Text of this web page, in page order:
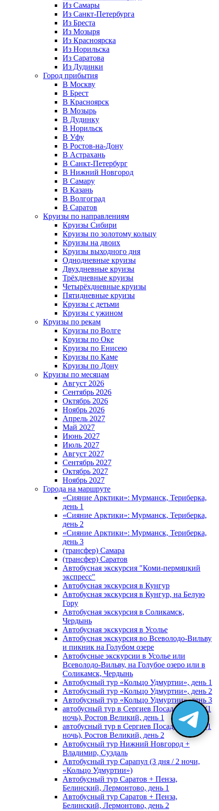
Из Самары
Из Санкт-Петербурга
Из Бреста
Из Мозыря
Из Красноярска
Из Норильска
Из Саратова
Из Дудинки
Город прибытия
В Москву
В Брест
В Красноярск
В Мозырь
В Дудинку
В Норильск
В Уфу
В Ростов-на-Дону
В Астрахань
В Санкт-Петербург
В Нижний Новгород
В Самару
В Казань
В Волгоград
В Саратов
Круизы по направлениям
Круизы Сибири
Круизы по золотому кольцу
Круизы на двоих
Круизы выходного дня
Однодневные круизы
Двухдневные круизы
Трёхдневные круизы
Четырёхдневные круизы
Пятидневные круизы
Круизы с детьми
Круизы с ужином
Круизы по рекам
Круизы по Волге
Круизы по Оке
Круизы по Енисею
Круизы по Каме
Круизы по Дону
Круизы по месяцам
Август 2026
Сентябрь 2026
Октябрь 2026
Ноябрь 2026
Апрель 2027
Май 2027
Июнь 2027
Июль 2027
Август 2027
Сентябрь 2027
Октябрь 2027
Ноябрь 2027
Города на маршруте
«Сияние Арктики»: Мурманск, Териберка,
день 1
«Сияние Арктики»: Мурманск, Териберка,
день 2
«Сияние Арктики»: Мурманск, Териберка,
день 3
(трансфер) Самара
(трансфер) Саратов
Автобусная экскурсия "Коми-пермяцкий
экспресс"
Автобусная экскурсия в Кунгур
Автобусная экскурсия в Кунгур, на Белую
Гору
Автобусная экскурсия в Соликамск,
Чердынь
Автобусная экскурсия в Усолье
Автобусная экскурсия во Всеволодо-Вильву
и пикник на Голубом озере
Автобусные экскурсии в Усолье или
Всеволодо-Вильву, на Голубое озеро или в
Соликамск, Чердынь
Автобусный тур «Кольцо Удмуртии», день 1
Автобусный тур «Кольцо Удмуртии», день 2
Автобусный тур «Кольцо Удмуртии», день 3
автобусный тур в Сергиев Посад, Москву (1
ночь), Ростов Великий, день 1
автобусный тур в Сергиев Посад, Москву (1
ночь), Ростов Великий, день 2
Автобусный тур Нижний Новгород +
Владимир, Суздаль
Автобусный тур Сарапул (3 дня / 2 ночи,
«Кольцо Удмуртии»)
Автобусный тур Саратов + Пенза,
Белинский, Лермонтово, день 1
Автобусный тур Саратов + Пенза,
Белинский, Лермонтово, день 2